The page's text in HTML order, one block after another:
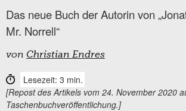
Das neue Buch der Autorin von
Mr. Norrell“
von Christian Endres
Lesezeit: 3 min.
[Repost des Artikels vom 24. November 2020
Taschenbuchveröffentlichung.]